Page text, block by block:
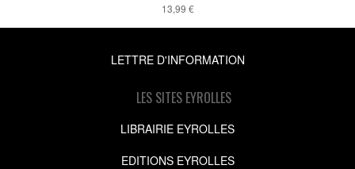
13,99 €
LETTRE D'INFORMATION
LES SITES EYROLLES
LIBRAIRIE EYROLLES
EDITIONS EYROLLES